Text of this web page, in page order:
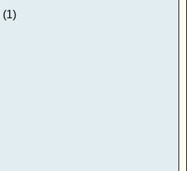
(1)